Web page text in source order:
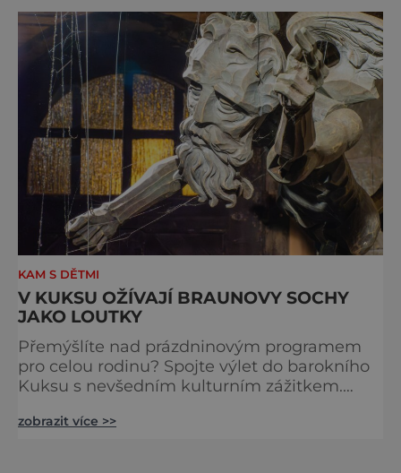
KAM S DĚTMI
V KUKSU OŽÍVAJÍ BRAUNOVY SOCHY
JAKO LOUTKY
Přemýšlíte nad prázdninovým programem
pro celou rodinu? Spojte výlet do barokního
Kuksu s nevšedním kulturním zážitkem.
Comoedien-Hausu zve na stálou expozici
zobrazit více >>